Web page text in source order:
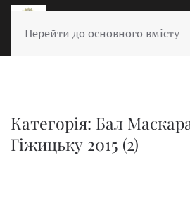
Перейти до основного вмісту
Категорія: Бал
Гіжицьку 2015 (2)